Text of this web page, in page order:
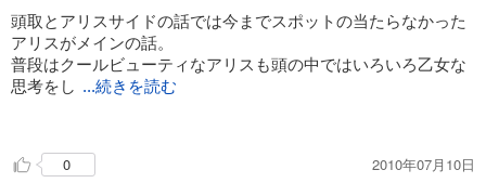
頭取とアリスサイドの話では今までスポットの当たらなかった
アリスがメインの話。
普段はクールビューティなアリスも頭の中ではいろいろ乙女な
思考をし ...続きを読む
相思相愛な頭取とアリスではあるが、後書きの作者のネタがも
のすごくはまり過ぎて作中では結ばれない気がします；；
0 2010年07月10日